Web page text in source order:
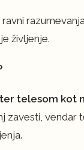
življenje.
telesom kot
zavesti,